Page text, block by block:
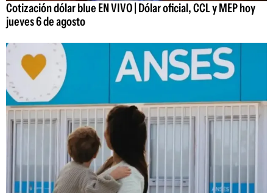
Cotización dólar blue EN VIVO | Dólar oficial, CCL y MEP hoy
jueves 6 de agosto